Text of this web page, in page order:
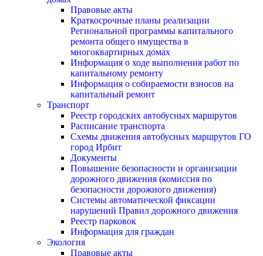
Правовые акты
Краткосрочные планы реализации
Региональной программы капитального
ремонта общего имущества в
многоквартирных домах
Информация о ходе выполнения работ по
капитальному ремонту
Информация о собираемости взносов на
капитальный ремонт
Транспорт
Реестр городских автобусных маршрутов
Расписание транспорта
Схемы движения автобусных маршрутов ГО
город Ирбит
Документы
Повышение безопасности и организации
дорожного движения (комиссия по
безопасности дорожного движения)
Системы автоматической фиксации
нарушений Правил дорожного движения
Реестр парковок
Информация для граждан
Экология
Правовые акты